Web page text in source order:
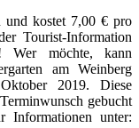
und kostet 7,00 € pro
Tourist-Information
Wer möchte, kann
am Weinberg
2019. Diese
gebucht
Informationen unter: